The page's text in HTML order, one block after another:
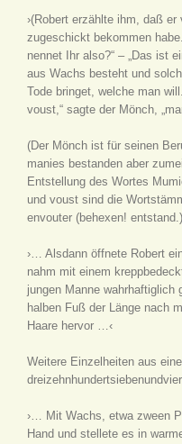
›(Robert erzählte ihm, daß
zugeschickt bekommen
nennet Ihr also?“ – „Das ist
aus Wachs besteht und
Tode bringet, welche man
voust,“ sagte der Mönch,
(Der Mönch ist für seinen
manies bestanden aber
Entstellung des Wortes
und voust sind die
envouter (behexen! entstand.)
›… Alsdann öffnete Robert
nahm mit einem
jungen Manne wahrhaftiglich
halben Fuß der Länge nach
Haare hervor …‹
Weitere Einzelheiten aus
›… Mit Wachs, etwa zween
Hand und stellete es in